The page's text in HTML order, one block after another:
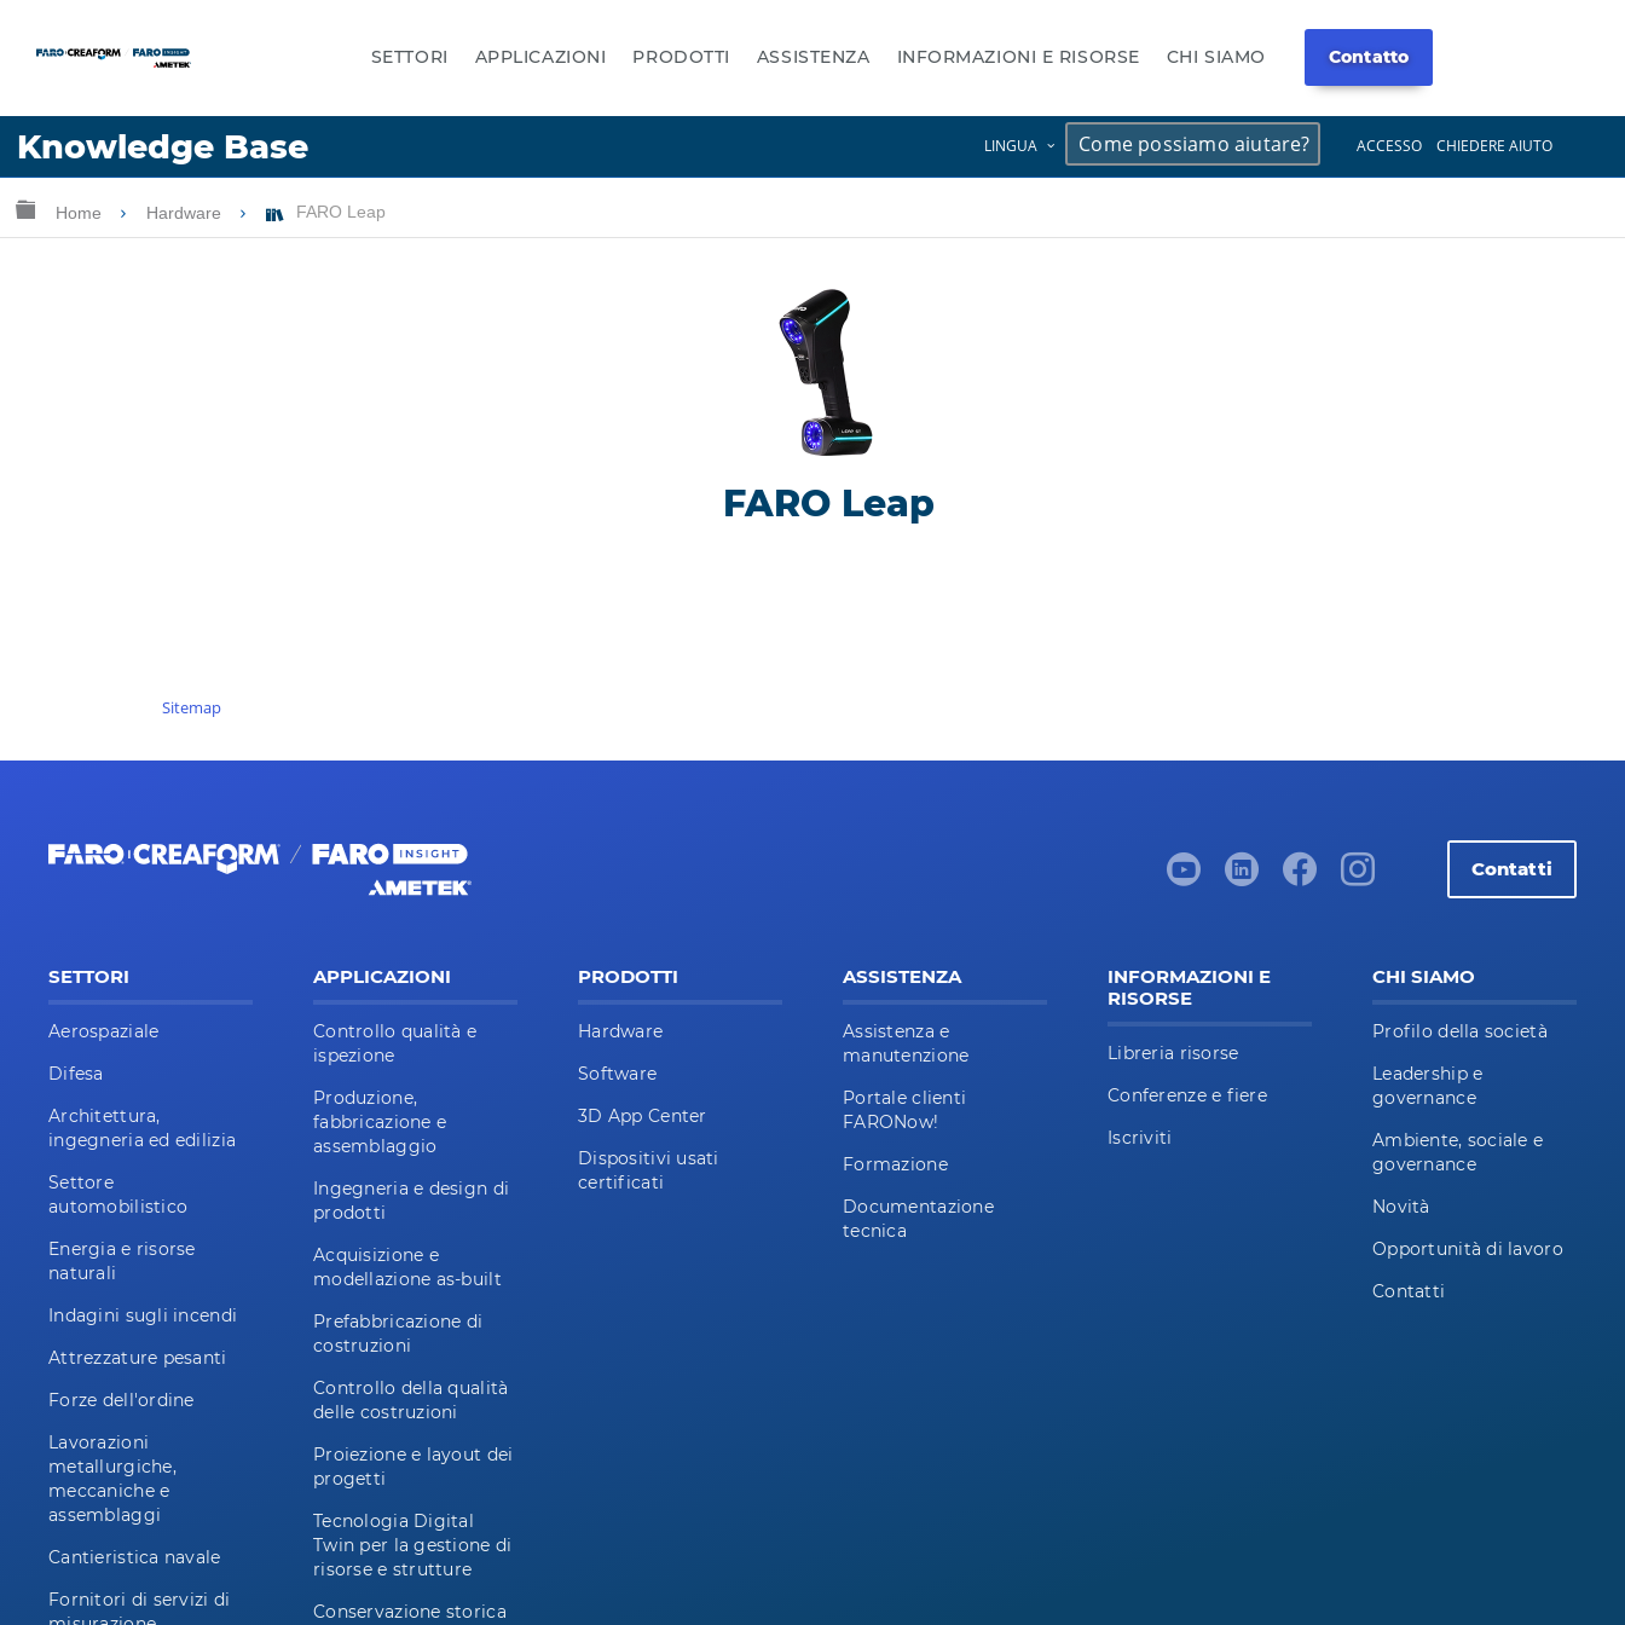
SETTORI APPLICAZIONI PRODOTTI ASSISTENZA INFORMAZIONI E RISORSE CHI SIAMO Contatto
Knowledge Base LINGUA ACCESSO CHIEDERE AIUTO
Lingua
Ingrandisci/riduci gerarchia globale
Home Hardware FARO Leap
FARO Leap
Sitemap
Contatti
SETTORI
Aerospaziale
Difesa
Architettura,
ingegneria ed edilizia
Settore
automobilistico
Energia e risorse
naturali
Indagini sugli incendi
Attrezzature pesanti
Forze dell'ordine
Lavorazioni
metallurgiche,
meccaniche e
assemblaggi
Cantieristica navale
Fornitori di servizi di
APPLICAZIONI
Controllo qualità e
ispezione
Produzione,
fabbricazione e
assemblaggio
Ingegneria e design di
prodotti
Acquisizione e
modellazione as-built
Prefabbricazione di
costruzioni
Controllo della qualità
delle costruzioni
Proiezione e layout dei
progetti
Tecnologia Digital
Twin per la gestione di
risorse e strutture
Conservazione storica
PRODOTTI
Hardware
Software
3D App Center
Dispositivi usati
certificati
ASSISTENZA
Assistenza e
manutenzione
Portale clienti
FARONow!
Formazione
Documentazione
tecnica
INFORMAZIONI E
RISORSE
Libreria risorse
Conferenze e fiere
Iscriviti
CHI SIAMO
Profilo della società
Leadership e
governance
Ambiente, sociale e
governance
Novità
Opportunità di lavoro
Contatti